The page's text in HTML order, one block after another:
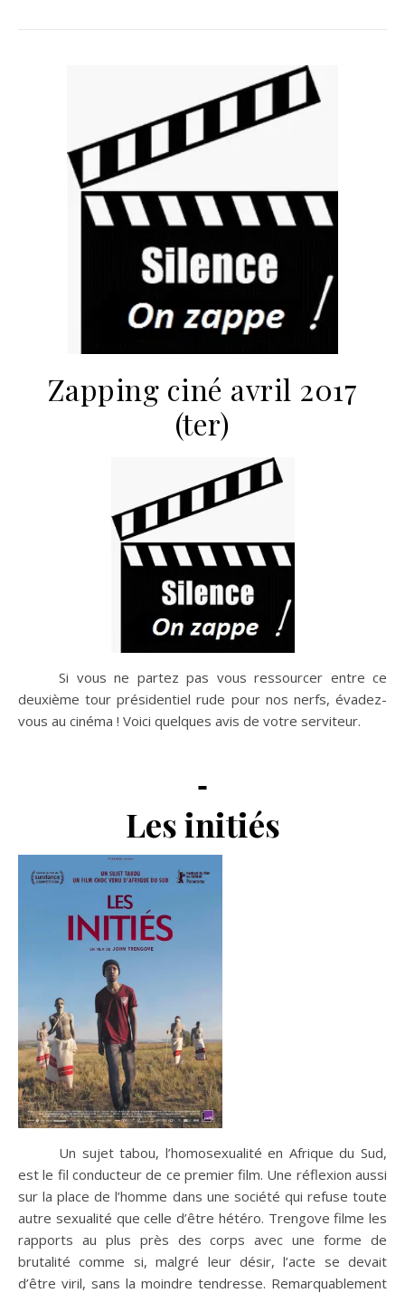
Zapping ciné avril 2017
(ter)
Si vous ne partez pas vous ressourcer entre ce
deuxième tour présidentiel rude pour nos nerfs, évadez-
vous au cinéma ! Voici quelques avis de votre serviteur.
Les initiés
Un sujet tabou, l’homosexualité en Afrique du Sud,
est le fil conducteur de ce premier film. Une réflexion aussi
sur la place de l’homme dans une société qui refuse toute
autre sexualité que celle d’être hétéro. Trengove filme les
rapports au plus près des corps avec une forme de
brutalité comme si, malgré leur désir, l’acte se devait
d’être viril, sans la moindre tendresse. Remarquablement